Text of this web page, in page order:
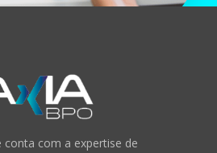
conta com a expertise de